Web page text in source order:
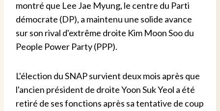
montré que Lee Jae Myung, le centre du Parti
démocrate (DP), a maintenu une solide avance
sur son rival d'extrême droite Kim Moon Soo du
People Power Party (PPP).
L'élection du SNAP survient deux mois après que
l'ancien président de droite Yoon Suk Yeol a été
retiré de ses fonctions après sa tentative de coup